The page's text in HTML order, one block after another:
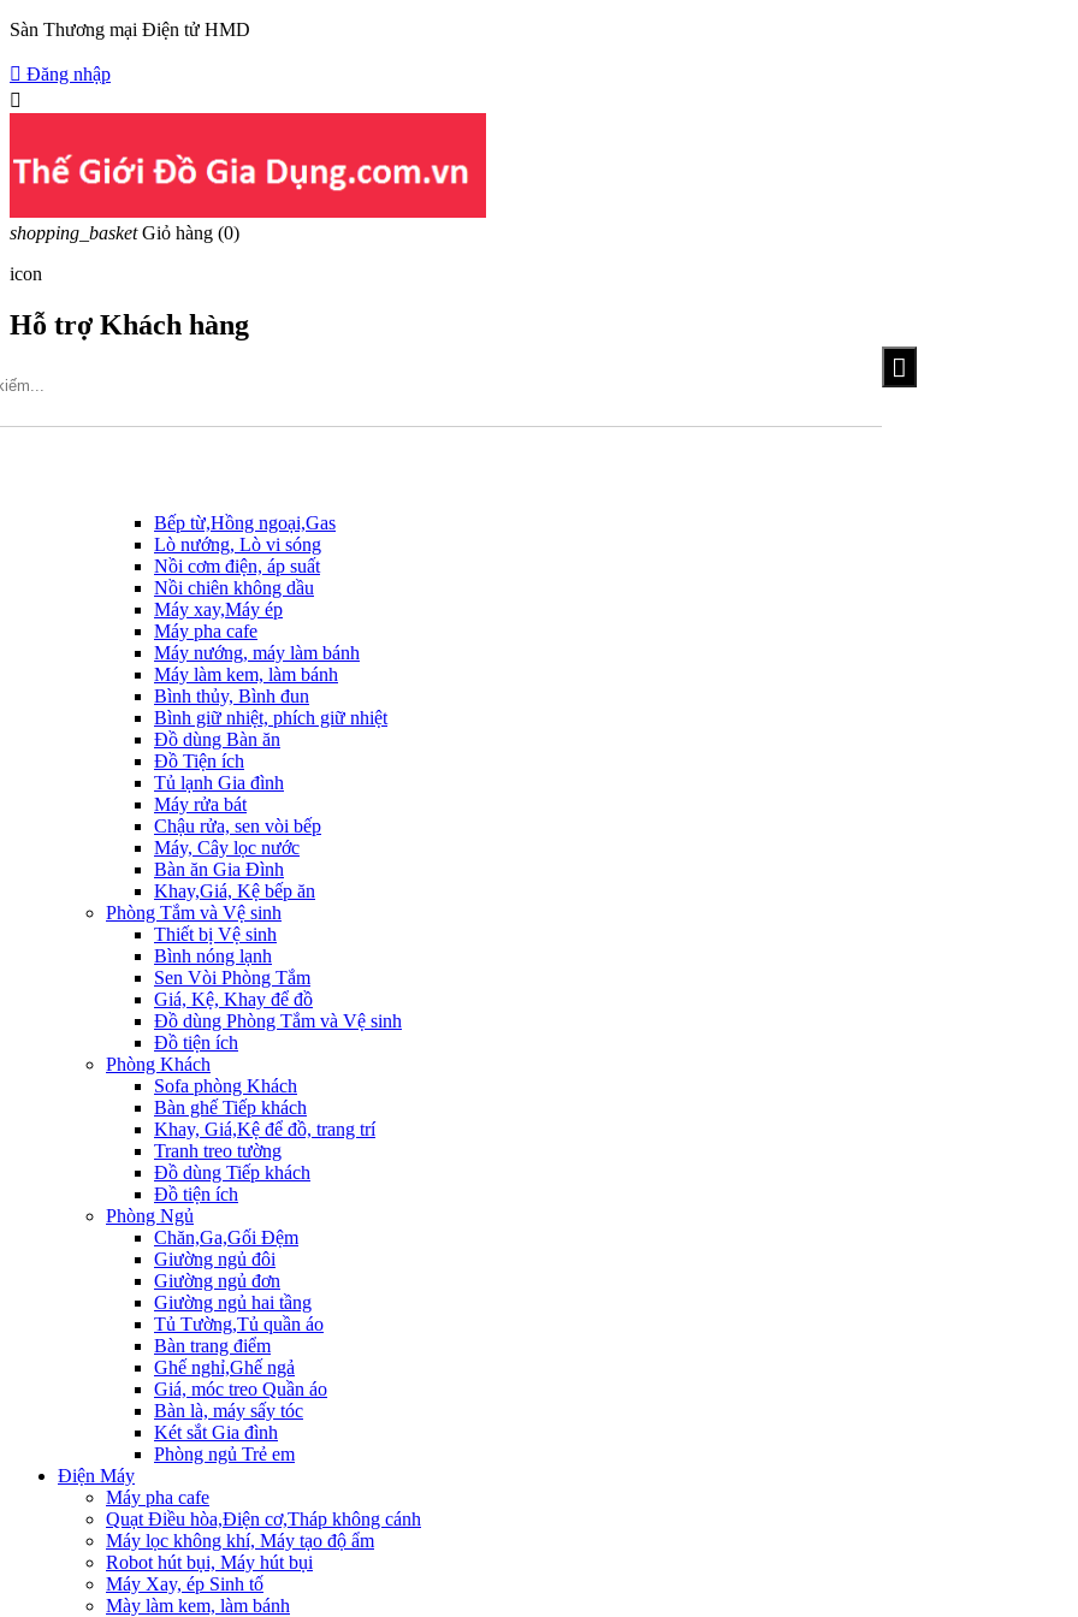
Sàn Thương mại Điện tử HMD
 Đăng nhập

shopping_basket Giỏ hàng (0)
icon
Hỗ trợ Khách hàng
Hotline: 09317.456.44
Bếp từ,Hồng ngoại,Gas
Lò nướng, Lò vi sóng
Nồi cơm điện, áp suất
Nồi chiên không dầu
Máy xay,Máy ép
Máy pha cafe
Máy nướng, máy làm bánh
Máy làm kem, làm bánh
Bình thủy, Bình đun
Bình giữ nhiệt, phích giữ nhiệt
Đồ dùng Bàn ăn
Đồ Tiện ích
Tủ lạnh Gia đình
Máy rửa bát
Chậu rửa, sen vòi bếp
Máy, Cây lọc nước
Bàn ăn Gia Đình
Khay,Giá, Kệ bếp ăn
Phòng Tắm và Vệ sinh
Thiết bị Vệ sinh
Bình nóng lạnh
Sen Vòi Phòng Tắm
Giá, Kệ, Khay để đồ
Đồ dùng Phòng Tắm và Vệ sinh
Đồ tiện ích
Phòng Khách
Sofa phòng Khách
Bàn ghế Tiếp khách
Khay, Giá,Kệ để đồ, trang trí
Tranh treo tường
Đồ dùng Tiếp khách
Đồ tiện ích
Phòng Ngủ
Chăn,Ga,Gối Đệm
Giường ngủ đôi
Giường ngủ đơn
Giường ngủ hai tầng
Tủ Tường,Tủ quần áo
Bàn trang điểm
Ghế nghỉ,Ghế ngả
Giá, móc treo Quần áo
Bàn là, máy sấy tóc
Két sắt Gia đình
Phòng ngủ Trẻ em
Điện Máy
Máy pha cafe
Quạt Điều hòa,Điện cơ,Tháp không cánh
Máy lọc không khí, Máy tạo độ ẩm
Robot hút bụi, Máy hút bụi
Máy Xay, ép Sinh tố
Mày làm kem, làm bánh